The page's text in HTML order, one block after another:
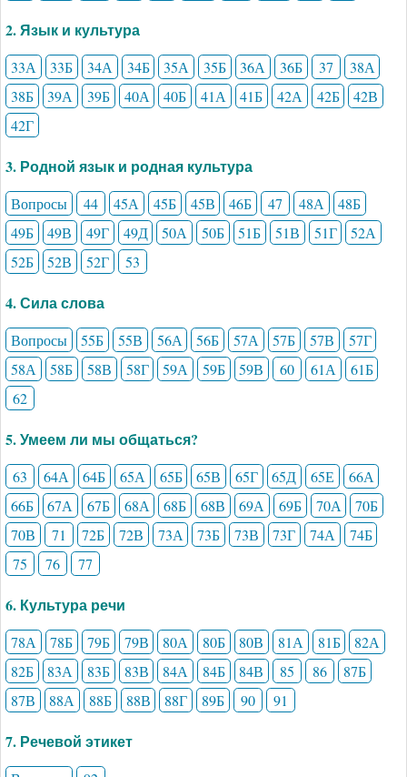
2. Язык и культура
33А 33Б 34А 34Б 35А 35Б 36А 36Б 37
38А
38Б
39А 39Б 40А 40Б 41А 41Б 42А 42Б
42В
42Г
3. Родной язык и родная культура
Вопросы 44 45А 45Б 45В 46Б 47 48А
48Б
49Б
49В 49Г 49Д 50А 50Б 51Б 51В 51Г
52А
52Б
52В 52Г 53
4. Сила слова
Вопросы 55Б 55В 56А 56Б 57А 57Б 57В
57Г
58А
58Б 58В 58Г 59А 59Б 59В 60 61А
61Б
62
5. Умеем ли мы общаться?
63 64А 64Б 65А 65Б 65В 65Г 65Д 65Е
66А
66Б
67А 67Б 68А 68Б 68В 69А 69Б 70А
70Б
70В
71 72Б 72В 73А 73Б 73В 73Г 74А
74Б
75
76 77
6. Культура речи
78А 78Б 79Б 79В 80А 80Б 80В 81А 81Б
82А
82Б
83А 83Б 83В 84А 84Б 84В 85 86
87Б
87В
88А 88Б 88В 88Г 89Б 90 91
7. Речевой этикет